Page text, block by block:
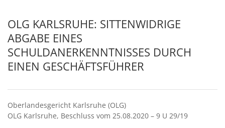
OLG KARLSRUHE: SITTENWIDRIGE
ABGABE EINES
SCHULDANERKENNTNISSES DURCH
EINEN GESCHÄFTSFÜHRER
Oberlandesgericht Karlsruhe (OLG)
OLG Karlsruhe, Beschluss vom 25.08.2020 – 9 U 29/19